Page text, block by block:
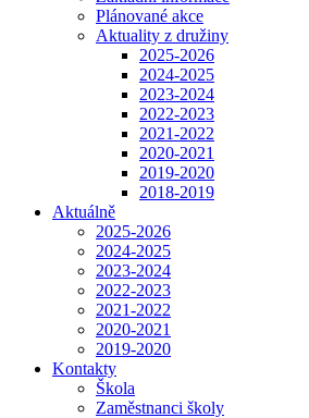
Plánované akce
Aktuality z družiny
2025-2026
2024-2025
2023-2024
2022-2023
2021-2022
2020-2021
2019-2020
2018-2019
Aktuálně
2025-2026
2024-2025
2023-2024
2022-2023
2021-2022
2020-2021
2019-2020
Kontakty
Škola
Zaměstnanci školy